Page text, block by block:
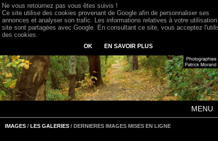
MENU
IMAGES / LES GALERIES / DERNIERES IMAGES MISES EN LIGNE
Ne vous retournez pas vous êtes suivis !
Ce site utilise des cookies provenant de Google afin de personnaliser ses
annonces et analyser son trafic. Les informations relatives à votre
site sont partagées avec Google. En consultant ce site, vous acceptez
des cookies.
OK EN SAVOIR PLUS